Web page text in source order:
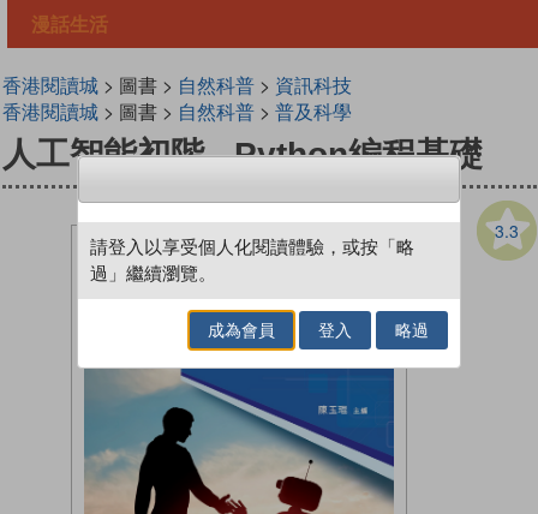
漫話生活
香港閱讀城> 圖書 > 自然科普> 資訊科技
香港閱讀城> 圖書 > 自然科普> 普及科學
人工智能初階 - Python編程基礎
3.3
請登入以享受個人化閱讀體驗，或按「略
過」繼續瀏覽。
成為會員 登入 略過